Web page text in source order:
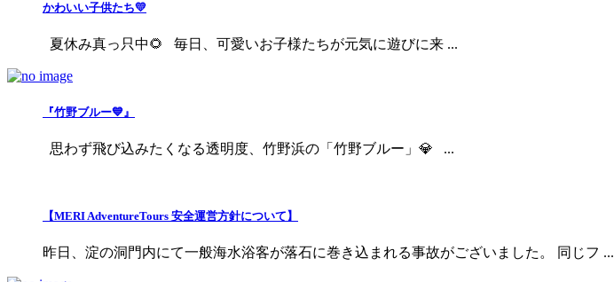
かわいい子供たち💛
夏休み真っ只中🌻 毎日、可愛いお子様たちが元気に遊びに来 ...
『竹野ブルー💙』
思わず飛び込みたくなる透明度、竹野浜の「竹野ブルー」💎 ...
【MERI AdventureTours 安全運営方針について】
昨日、淀の洞門内にて一般海水浴客が落石に巻き込まれる事故がございました。 同じフ ...